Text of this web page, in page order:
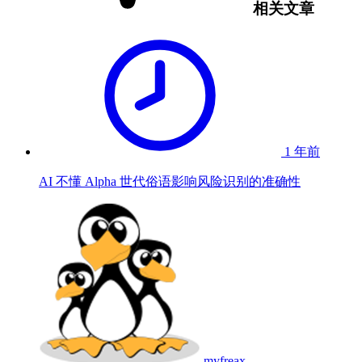
相关文章
1 年前
AI 不懂 Alpha 世代俗语影响风险识别的准确性